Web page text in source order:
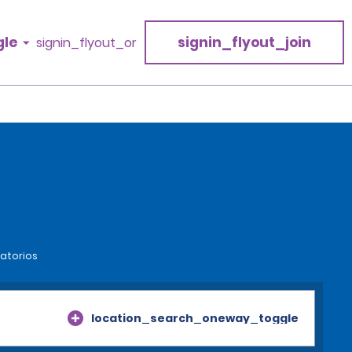
signin_flyout_or signin_flyout_join
location_search_oneway_toggle